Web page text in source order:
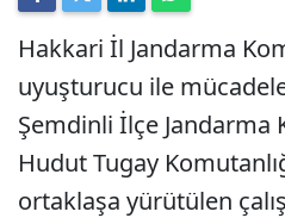
Hakkari İl Jandarma
uyuşturucu ile
Şemdinli İlçe Jandarma
Hudut Tugay
ortaklaşa yürütülen